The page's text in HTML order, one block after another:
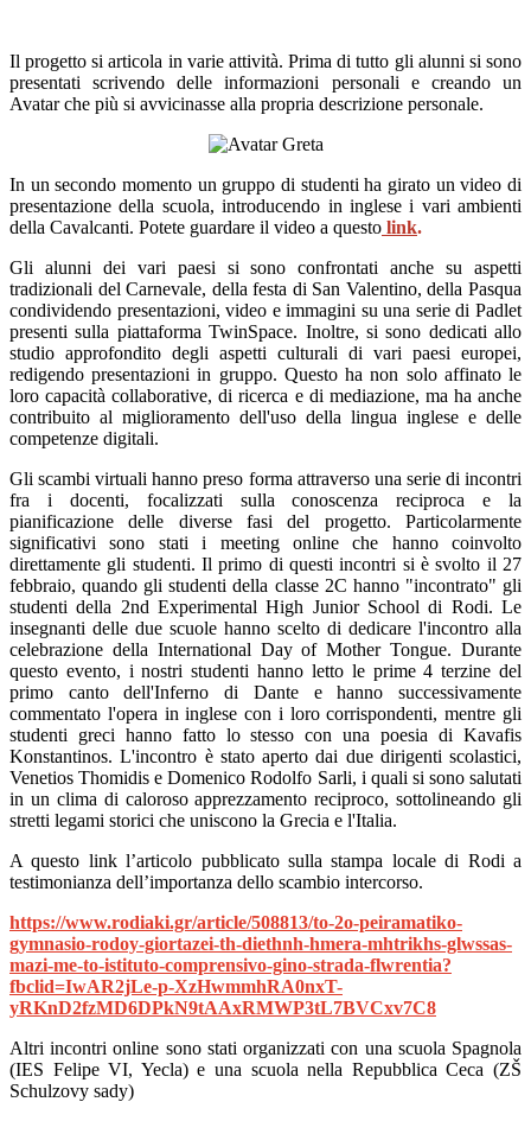
Il progetto si articola in varie attività. Prima di tutto gli alunni si sono
presentati scrivendo delle informazioni personali e creando un
Avatar che più si avvicinasse alla propria descrizione personale.
In un secondo momento un gruppo di studenti ha girato un video di
presentazione della scuola, introducendo in inglese i vari ambienti
della Cavalcanti. Potete guardare il video a questo link.
Gli alunni dei vari paesi si sono confrontati anche su aspetti
tradizionali del Carnevale, della festa di San Valentino, della Pasqua
condividendo presentazioni, video e immagini su una serie di Padlet
presenti sulla piattaforma TwinSpace. Inoltre, si sono dedicati allo
studio approfondito degli aspetti culturali di vari paesi europei,
redigendo presentazioni in gruppo. Questo ha non solo affinato le
loro capacità collaborative, di ricerca e di mediazione, ma ha anche
contribuito al miglioramento dell'uso della lingua inglese e delle
competenze digitali.
Gli scambi virtuali hanno preso forma attraverso una serie di incontri
fra i docenti, focalizzati sulla conoscenza reciproca e la
pianificazione delle diverse fasi del progetto. Particolarmente
significativi sono stati i meeting online che hanno coinvolto
direttamente gli studenti. Il primo di questi incontri si è svolto il 27
febbraio, quando gli studenti della classe 2C hanno "incontrato" gli
studenti della 2nd Experimental High Junior School di Rodi. Le
insegnanti delle due scuole hanno scelto di dedicare l'incontro alla
celebrazione della International Day of Mother Tongue. Durante
questo evento, i nostri studenti hanno letto le prime 4 terzine del
primo canto dell'Inferno di Dante e hanno successivamente
commentato l'opera in inglese con i loro corrispondenti, mentre gli
studenti greci hanno fatto lo stesso con una poesia di Kavafis
Konstantinos. L'incontro è stato aperto dai due dirigenti scolastici,
Venetios Thomidis e Domenico Rodolfo Sarli, i quali si sono salutati
in un clima di caloroso apprezzamento reciproco, sottolineando gli
stretti legami storici che uniscono la Grecia e l'Italia.
A questo link l’articolo pubblicato sulla stampa locale di Rodi a
testimonianza dell’importanza dello scambio intercorso.
https://www.rodiaki.gr/article/508813/to-2o-peiramatiko-
gymnasio-rodoy-giortazei-th-diethnh-hmera-mhtrikhs-glwssas-
mazi-me-to-istituto-comprensivo-gino-strada-flwrentia?
fbclid=IwAR2jLe-p-XzHwmmhRA0nxT-
yRKnD2fzMD6DPkN9tAAxRMWP3tL7BVCxv7C8
Altri incontri online sono stati organizzati con una scuola Spagnola
(IES Felipe VI, Yecla) e una scuola nella Repubblica Ceca (ZŠ
Schulzovy sady)